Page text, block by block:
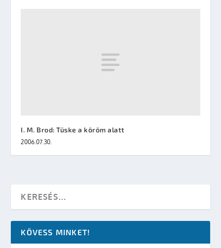
I. M. Brod: Tüske a köröm alatt
2006.07.30.
KÖVESS MINKET!